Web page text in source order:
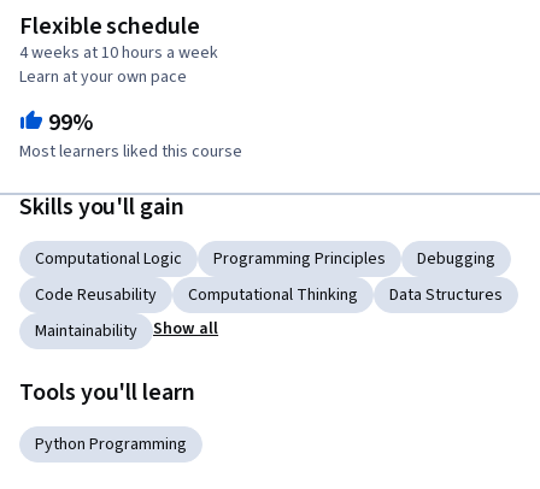
Flexible schedule
4 weeks at 10 hours a week
Learn at your own pace
99%
Most learners liked this course
Skills you'll gain
Computational Logic Programming Principles
Debugging
Code Reusability
Computational Thinking
Data Structures
Maintainability
Show all
Tools you'll learn
Python Programming